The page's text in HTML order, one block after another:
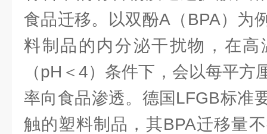
食品迁移。以双酚A（BPA）为
料制品的内分泌干扰物，在
（pH＜4）条件下，会以每平方
率向食品渗透。德国LFGB标准
触的塑料制品，其BPA迁移量